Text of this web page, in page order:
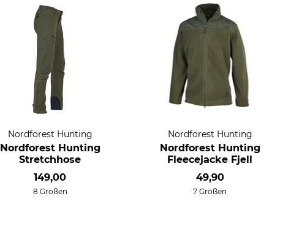
Nordforest Hunting
Nordforest Hunting
Stretchhose
149,00
8 Größen
Nordforest Hunting
Nordforest Hunting
Fleecejacke Fjell
49,90
7 Größen